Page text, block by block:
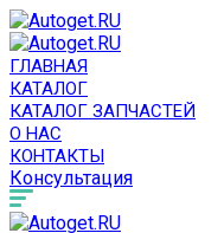
ГЛАВНАЯ
КАТАЛОГ
КАТАЛОГ ЗАПЧАСТЕЙ
О НАС
КОНТАКТЫ
Консультация